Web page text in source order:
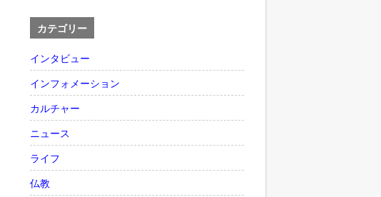
カテゴリー
インタビュー
インフォメーション
カルチャー
ニュース
ライフ
仏教